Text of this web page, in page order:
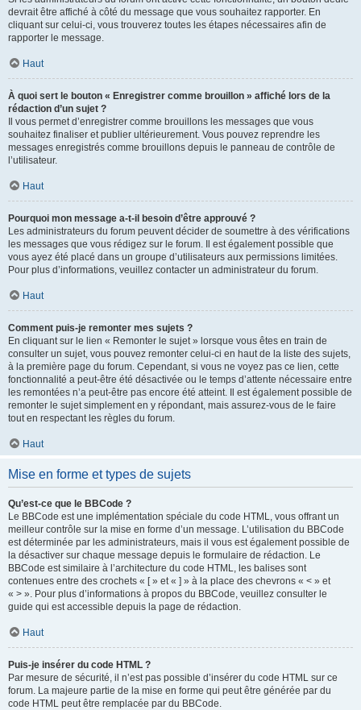
devrait être affiché à côté du message que vous souhaitez rapporter. En
cliquant sur celui-ci, vous trouverez toutes les étapes nécessaires afin de
rapporter le message.
Haut
À quoi sert le bouton « Enregistrer comme brouillon » affiché lors de la
rédaction d’un sujet ?
Il vous permet d’enregistrer comme brouillons les messages que vous
souhaitez finaliser et publier ultérieurement. Vous pouvez reprendre les
messages enregistrés comme brouillons depuis le panneau de contrôle de
l’utilisateur.
Haut
Pourquoi mon message a-t-il besoin d’être approuvé ?
Les administrateurs du forum peuvent décider de soumettre à des vérifications
les messages que vous rédigez sur le forum. Il est également possible que
vous ayez été placé dans un groupe d’utilisateurs aux permissions limitées.
Pour plus d’informations, veuillez contacter un administrateur du forum.
Haut
Comment puis-je remonter mes sujets ?
En cliquant sur le lien « Remonter le sujet » lorsque vous êtes en train de
consulter un sujet, vous pouvez remonter celui-ci en haut de la liste des sujets,
à la première page du forum. Cependant, si vous ne voyez pas ce lien, cette
fonctionnalité a peut-être été désactivée ou le temps d’attente nécessaire entre
les remontées n’a peut-être pas encore été atteint. Il est également possible de
remonter le sujet simplement en y répondant, mais assurez-vous de le faire
tout en respectant les règles du forum.
Haut
Mise en forme et types de sujets
Qu’est-ce que le BBCode ?
Le BBCode est une implémentation spéciale du code HTML, vous offrant un
meilleur contrôle sur la mise en forme d’un message. L’utilisation du BBCode
est déterminée par les administrateurs, mais il vous est également possible de
la désactiver sur chaque message depuis le formulaire de rédaction. Le
BBCode est similaire à l’architecture du code HTML, les balises sont
contenues entre des crochets « [ » et « ] » à la place des chevrons « < » et
« > ». Pour plus d’informations à propos du BBCode, veuillez consulter le
guide qui est accessible depuis la page de rédaction.
Haut
Puis-je insérer du code HTML ?
Par mesure de sécurité, il n’est pas possible d’insérer du code HTML sur ce
forum. La majeure partie de la mise en forme qui peut être générée par du
code HTML peut être remplacée par du BBCode.